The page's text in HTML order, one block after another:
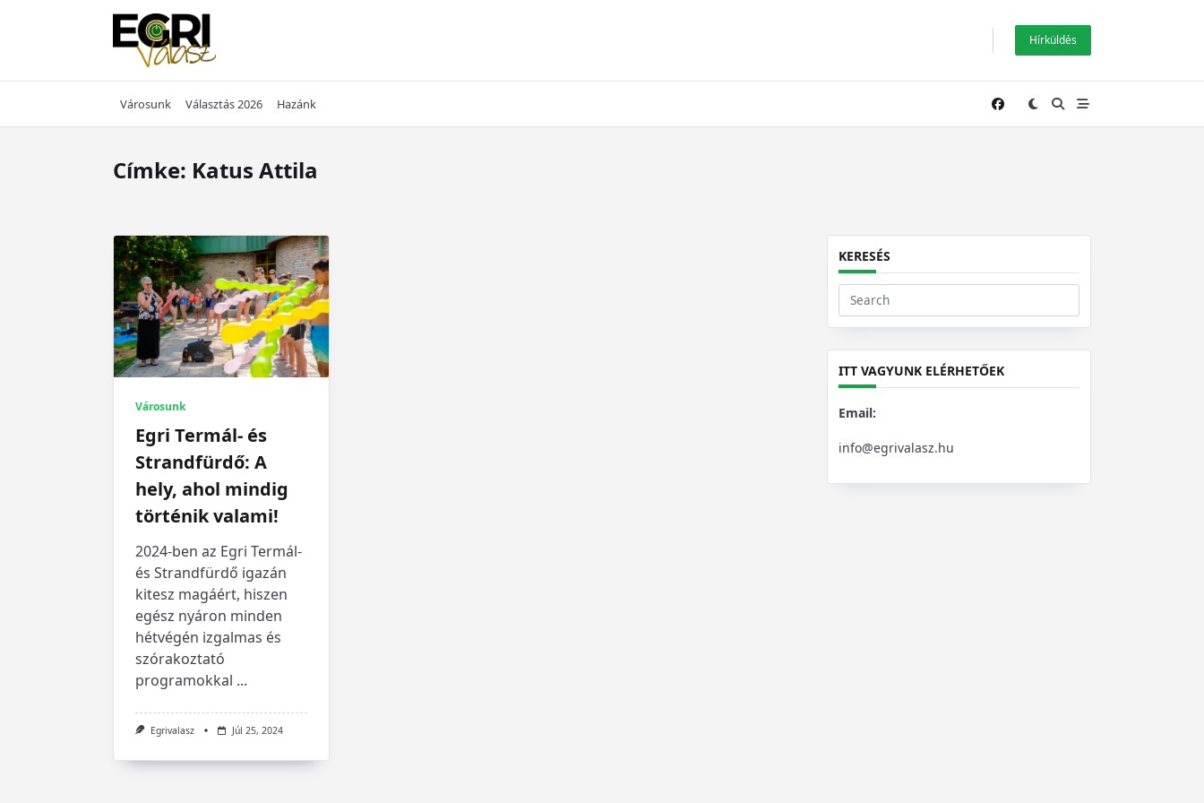
Hírküldés
Városunk Választás 2026 Hazánk
Címke: Katus Attila
Városunk
Egri Termál- és
Strandfürdő: A
hely, ahol mindig
történik valami!
2024-ben az Egri Termál-
és Strandfürdő igazán
kitesz magáért, hiszen
egész nyáron minden
hétvégén izgalmas és
szórakoztató
programokkal ...
Egrivalasz Júl 25, 2024
KERESÉS
Search
for:
ITT VAGYUNK ELÉRHETŐEK
Email:
info@egrivalasz.hu